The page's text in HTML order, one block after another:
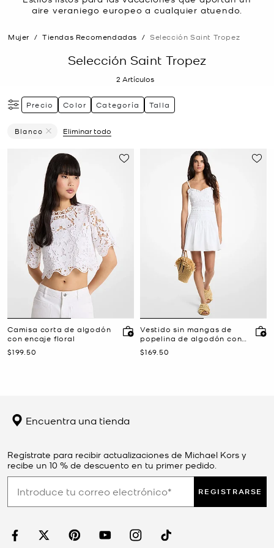
aire veraniego europeo a cualquier atuendo.
Mujer / Tiendas Recomendadas / Selección Saint Tropez
Selección Saint Tropez
2 Artículos
Precio Color Categoría Talla
Blanco
Eliminar todo
Camisa corta de algodón
con encaje floral
Ahora
$199.50
Vestido sin mangas de
popelina de algodón con
fruncidos
Ahora
$169.50
Encuentra una tienda
Regístrate para recibir actualizaciones de Michael Kors y
recibe un 10 % de descuento en tu primer pedido.
REGISTRARSE